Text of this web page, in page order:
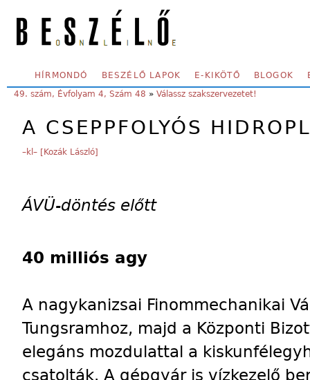
SECONDARY MENU
HÍRMONDÓ BESZÉLŐ LAPOK E-KIKÖTŐ BLOGOK
YOU ARE HERE:
49. szám, Évfolyam 4, Szám 48 » Válassz szakszervezetet!
A CSEPPFOLYÓS
–kl– [Kozák László]
ÁVÜ-döntés előtt
40 milliós agy
A nagykanizsai Finommechanikai
Tungsramhoz, majd a Központi
elegáns mozdulattal a
csatolták. A gépgyár is vízkezelő